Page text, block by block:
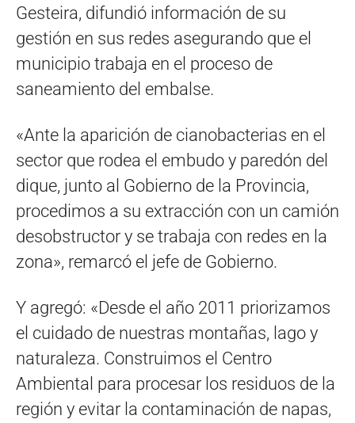
Gesteira, difundió información de su
gestión en sus redes asegurando que el
municipio trabaja en el proceso de
saneamiento del embalse.
«Ante la aparición de cianobacterias en el
sector que rodea el embudo y paredón del
dique, junto al Gobierno de la Provincia,
procedimos a su extracción con un camión
desobstructor y se trabaja con redes en la
zona», remarcó el jefe de Gobierno.
Y agregó: «Desde el año 2011 priorizamos
el cuidado de nuestras montañas, lago y
naturaleza. Construimos el Centro
Ambiental para procesar los residuos de la
región y evitar la contaminación de napas,